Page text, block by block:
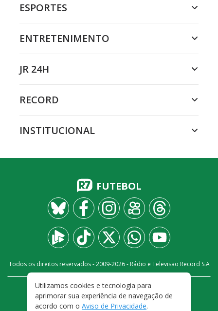
ESPORTES
ENTRETENIMENTO
JR 24H
RECORD
INSTITUCIONAL
FUTEBOL
Todos os direitos reservados - 2009-2026- Rádio e Televisão Record S.A
FALE CONOSCO
PRIVACIDADE
TERMOS E CONDIÇÕES DE USO
Utilizamos cookies e tecnologia para
aprimorar sua experiência de navegação de
acordo com o Aviso de Privacidade.